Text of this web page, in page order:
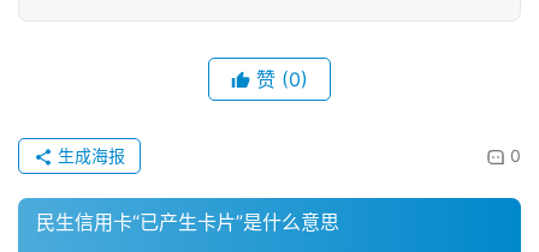
物
流
百
赞 (0)
0
生成海报
民生信用卡“已产生卡片”是什么意思